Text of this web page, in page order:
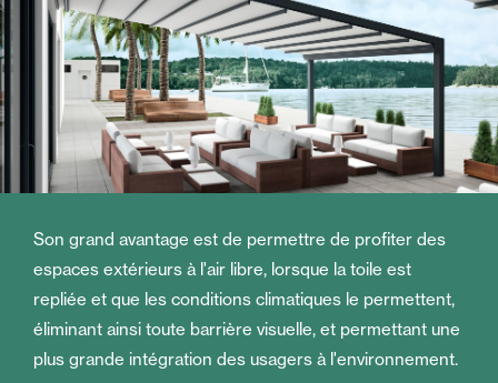
Son grand avantage est de permettre de profiter des
espaces extérieurs à l'air libre, lorsque la toile est
repliée et que les conditions climatiques le permettent,
éliminant ainsi toute barrière visuelle, et permettant une
plus grande intégration des usagers à l'environnement.